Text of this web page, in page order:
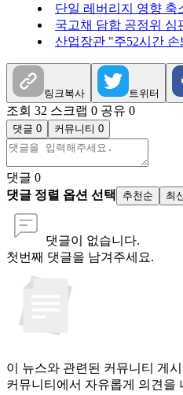
단일 레버리지 영향
국고채 담합 공정위
산업장관 "주52시간
링크복사 트위터
조회 32 스크랩 0 공유 0
댓글 0 커뮤니티 0
댓글 0
댓글 정렬 옵션 선택
추천순 최
댓글이 없습니다.
첫번째 댓글을 남겨주세요.
이 뉴스와 관련된 커뮤니티 게
커뮤니티에서 자유롭게 의견을